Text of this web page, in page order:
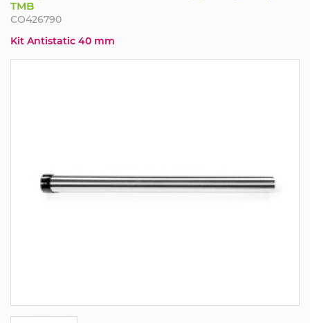
TMB
CO426790
Kit Antistatic 40 mm